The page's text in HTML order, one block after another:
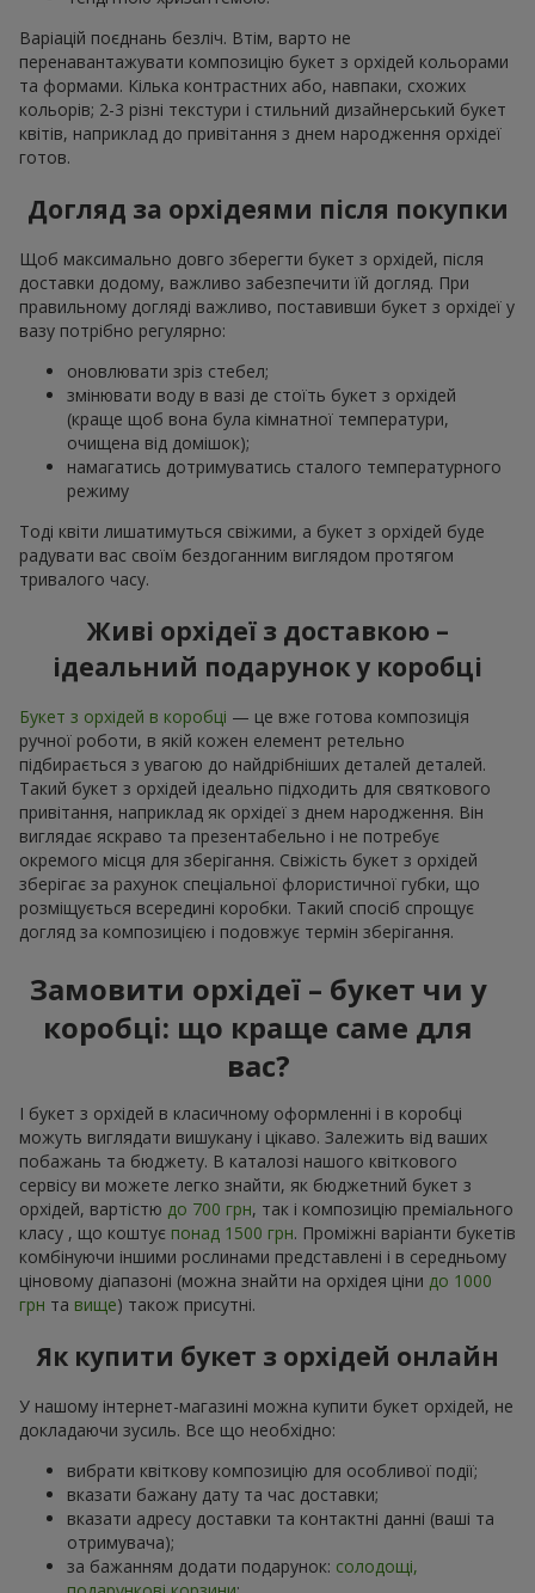
Варіацій поєднань безліч. Втім, варто не
перенавантажувати композицію букет з орхідей кольорами
та формами. Кілька контрастних або, навпаки, схожих
кольорів; 2-3 різні текстури і стильний дизайнерський букет
квітів, наприклад до привітання з днем народження орхідеї
готов.
Догляд за орхідеями після покупки
Щоб максимально довго зберегти букет з орхідей, після
доставки додому, важливо забезпечити їй догляд. При
правильному догляді важливо, поставивши букет з орхідеї у
вазу потрібно регулярно:
оновлювати зріз стебел;
змінювати воду в вазі де стоїть букет з орхідей
(краще щоб вона була кімнатної температури,
очищена від домішок);
намагатись дотримуватись сталого температурного
режиму
Тоді квіти лишатимуться свіжими, а букет з орхідей буде
радувати вас своїм бездоганним виглядом протягом
тривалого часу.
Живі орхідеї з доставкою –
ідеальний подарунок у коробці
Букет з орхідей в коробці — це вже готова композиція
ручної роботи, в якій кожен елемент ретельно
підбирається з увагою до найдрібніших деталей деталей.
Такий букет з орхідей ідеально підходить для святкового
привітання, наприклад як орхідеї з днем народження. Він
виглядає яскраво та презентабельно і не потребує
окремого місця для зберігання. Свіжість букет з орхідей
зберігає за рахунок спеціальної флористичної губки, що
розміщується всередині коробки. Такий спосіб спрощує
догляд за композицією і подовжує термін зберігання.
Замовити орхідеї – букет чи у
коробці: що краще саме для
вас?
І букет з орхідей в класичному оформленні і в коробці
можуть виглядати вишукану і цікаво. Залежить від ваших
побажань та бюджету. В каталозі нашого квіткового
сервісу ви можете легко знайти, як бюджетний букет з
орхідей, вартістю до 700 грн, так і композицію преміального
класу , що коштує понад 1500 грн. Проміжні варіанти букетів
комбінуючи іншими рослинами представлені і в середньому
ціновому діапазоні (можна знайти на орхідея ціни до 1000
грн та вище) також присутні.
Як купити букет з орхідей онлайн
У нашому інтернет-магазині можна купити букет орхідей, не
докладаючи зусиль. Все що необхідно:
вибрати квіткову композицію для особливої події;
вказати бажану дату та час доставки;
вказати адресу доставки та контактні данні (ваші та
отримувача);
за бажанням додати подарунок: солодощі,